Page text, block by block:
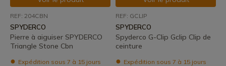
REF: 204CBN
SPYDERCO
Pierre à aiguiser SPYDERCO
Triangle Stone Cbn
Expédition sous 7 à 15 jours
REF: GCLIP
SPYDERCO
Spyderco G-Clip Gclip Clip de
ceinture
Expédition sous 7 à 15 jours